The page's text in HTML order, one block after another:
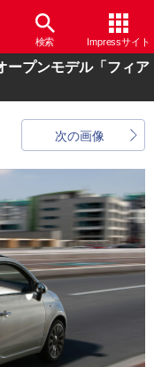
検索 Impressサイト
ープンモデル「フィア
次の画像